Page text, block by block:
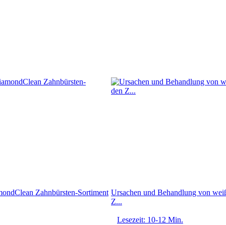
Zahnbürsten-Sortiment Ursachen und Behandlung von
Z...
Lesezeit: 10-12 Min.